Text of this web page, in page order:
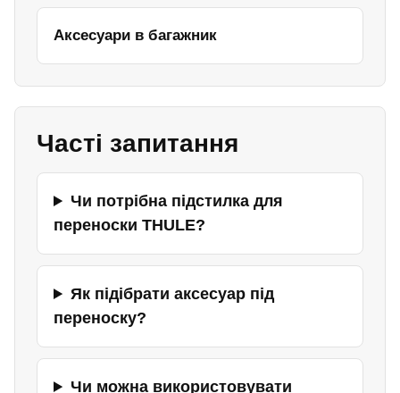
Аксесуари в багажник
Часті запитання
Чи потрібна підстилка для
переноски THULE?
Як підібрати аксесуар під
переноску?
Чи можна використовувати